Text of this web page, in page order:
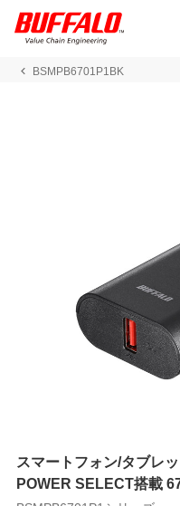
BSMPB6701P1BK
スマートフォン/タブレ
POWER SELECT搭載